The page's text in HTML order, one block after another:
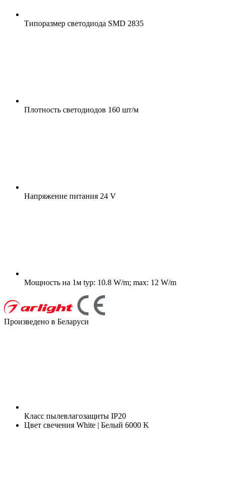
Типоразмер светодиода SMD 2835
Плотность светодиодов 160 шт/м
Напряжение питания 24 V
Мощность на 1м typ: 10.8 W/m; max: 12 W/m
Произведено в Беларуси
Класс пылевлагозащиты IP20
Цвет свечения White | Белый 6000 K